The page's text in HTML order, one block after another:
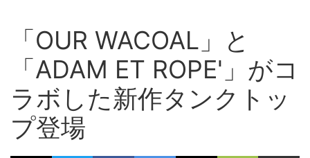
「OUR WACOAL」と
「ADAM ET ROPE'」がコ
ラボした新作タンクトッ
プ登場